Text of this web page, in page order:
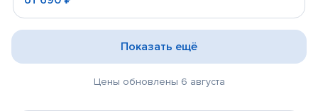
Цены обновлены 6 августа
Показать ещё